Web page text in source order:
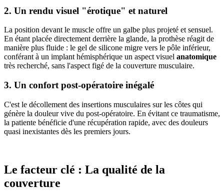
2. Un rendu visuel "érotique" et naturel
La position devant le muscle offre un galbe plus projeté et sensuel.
En étant placée directement derrière la glande, la prothèse réagit de
manière plus fluide : le gel de silicone migre vers le pôle inférieur,
conférant à un implant hémisphérique un aspect visuel anatomique
très recherché, sans l'aspect figé de la couverture musculaire.
3. Un confort post-opératoire inégalé
C'est le décollement des insertions musculaires sur les côtes qui
génère la douleur vive du post-opératoire. En évitant ce traumatisme,
la patiente bénéficie d'une récupération rapide, avec des douleurs
quasi inexistantes dès les premiers jours.
Le facteur clé : La qualité de la
couverture